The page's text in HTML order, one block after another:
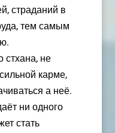
страданий в
тем самым
стхана, не
карме,
а неё.
ни одного
стать